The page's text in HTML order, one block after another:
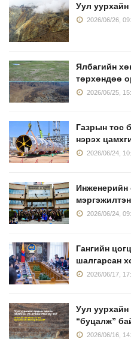
Уул
2026/06/26,
Ялбагийн
төрхөндөө
2026/06/25,
Газрын тос
нэрэх
2026/06/24,
Инженерийн
2026/06/24,
Гангийн
шалгарсан
2026/06/17,
Уул
“буцалж”
2026/06/16,